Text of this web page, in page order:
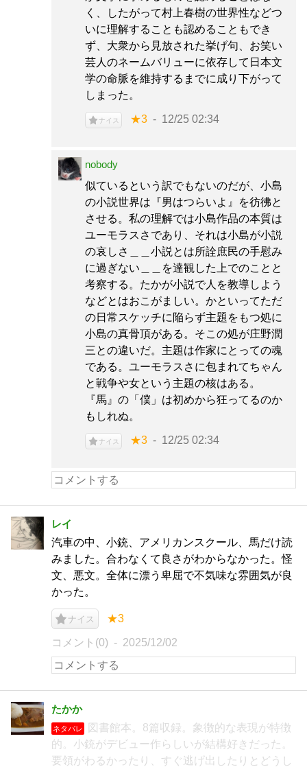
く、したがって村上春樹の世界性などつ
いに理解することも認めることもでき
ず、大衆から見放された挙げ句、お笑い
芸人のネームバリューに依存して日本文
学の命脈を維持するまでに成り下がって
しまった。
ナイス ★3 12/25 02:34
nobody
似ているという訳でもないのだが、小島
の小説世界は『男はつらいよ』を彷彿と
させる。私の理解では小島作品の本質は
ユーモラスさであり、それは小島が小説
の哀しさ＿＿小説とは所詮庶民の手慰み
に過ぎない＿＿を達観した上でのことと
考察する。たかが小説で人を教導しよう
などとはおこがましい。かといってただ
の日常スケッチに陥らず主題をもつ処に
小島の真骨頂がある。そこの処が庄野潤
三との違いだ。主題は作家にとっての魂
である。ユーモラスさに包まれてちゃん
と戦争や女という主題の核はある。
『馬』の「僕」は初めから狂ってるのか
もしれぬ。
ナイス ★3 12/25 02:34
レイ
汽車の中、小銃、アメリカンスクール、馬だけ読
みました。合わなくて良さがわからなかった。怪
文、悪文。全体に漂う卑屈で不気味な雰囲気が良
かった。
ナイス ★3
コメント(0) 2025/12/02
たかか
ネタバレ
図書館本。8篇収録。象徴的な表現が特徴
的。小銃がデビュー作らしいが結構好きだった。
要領がわるかったり、すぐ逃げ出したりとどうし